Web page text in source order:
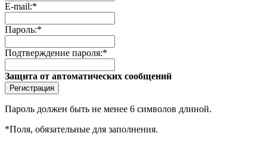
E-mail:*
Пароль:*
Подтверждение пароля:*
Защита от автоматических сообщений
Пароль должен быть не менее 6 символов длиной.
*Поля, обязательные для заполнения.